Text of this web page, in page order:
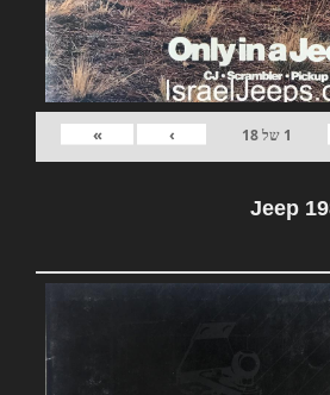
1 של18
›
»